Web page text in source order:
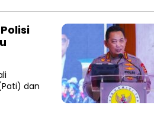
dan